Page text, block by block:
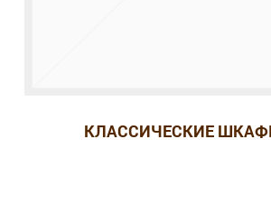
КЛАССИЧЕСКИЕ